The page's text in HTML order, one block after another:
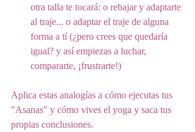
otra talla te tocará: o rebajar y adaptarte
al traje... o adaptar el traje de alguna
forma a tí (¿pero crees que quedaría
igual? y así empiezas a luchar,
compararte, ¡frustrarte!)
Aplica estas analogías a cómo ejecutas tus
"Asanas" y cómo vives el yoga y saca tus
propias conclusiones.